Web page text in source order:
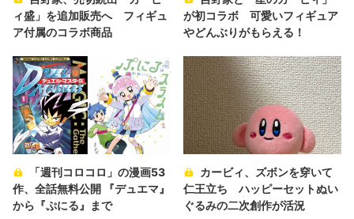
ィ盛」を追加販売へ フィギュ
ア付属のコラボ商品
が初コラボ 可愛いフィギュア
やどんぶりがもらえる！
「週刊コロコロ」の漫画53
作、全話無料公開 『デュエマ』
から『ぷにる』まで
カービィ、ズボンを穿いて
仁王立ち ハッピーセットぬい
ぐるみの二次創作が活況